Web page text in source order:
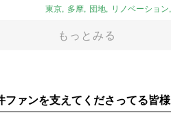
東京 多摩 団地 リノベーション
もっとみる
ファンを支えてくださってる皆様